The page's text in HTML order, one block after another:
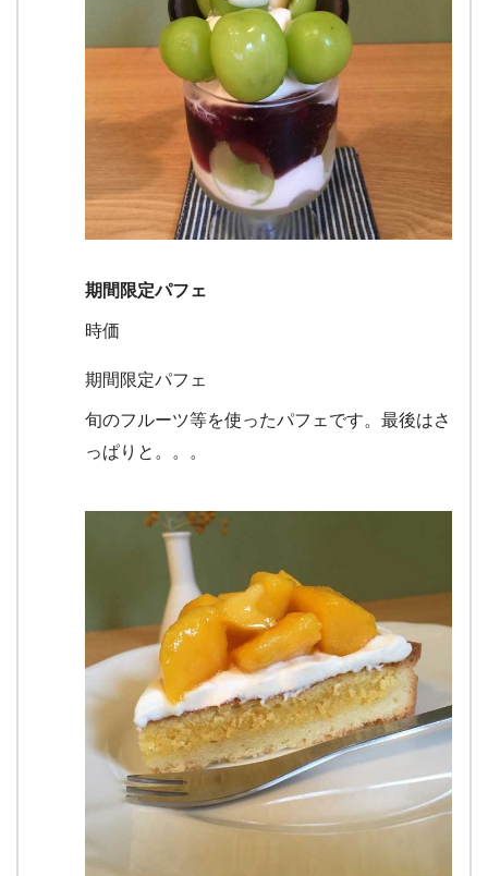
期間限定パフェ
時価
期間限定パフェ
旬のフルーツ等を使ったパフェです。最後はさ
っぱりと。。。